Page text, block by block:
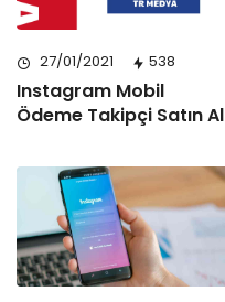
27/01/2021 538
Instagram Mobil
Ödeme Takipçi Satın Al